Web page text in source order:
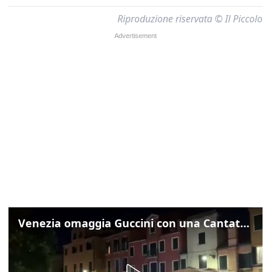
Riproduzione riservata © Il Piccolo
Venezia omaggia Guccini con una Cantata Anarchica in campo Santa Margherita